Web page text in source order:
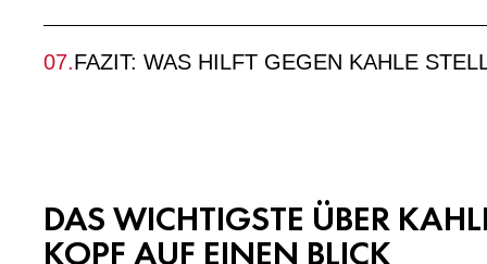
FAZIT: WAS HILFT GEGEN KAHLE
DAS WICHTIGSTE ÜBER
KOPF AUF EINEN BLICK